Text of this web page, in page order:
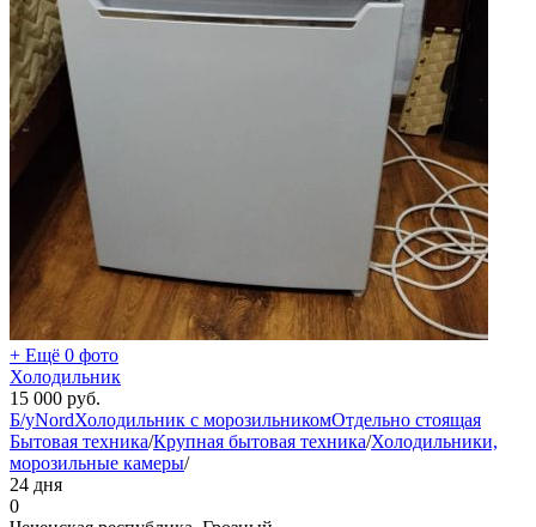
+ Ещё 0 фото
Холодильник
15 000 руб.
Б/уNordХолодильник с морозильникомОтдельно стоящая
Бытовая техника/Крупная бытовая техника/Холодильники,
морозильные камеры/
24 дня
0